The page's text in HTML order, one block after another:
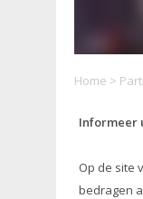
Home >
Informeer
Op de site
bedragen